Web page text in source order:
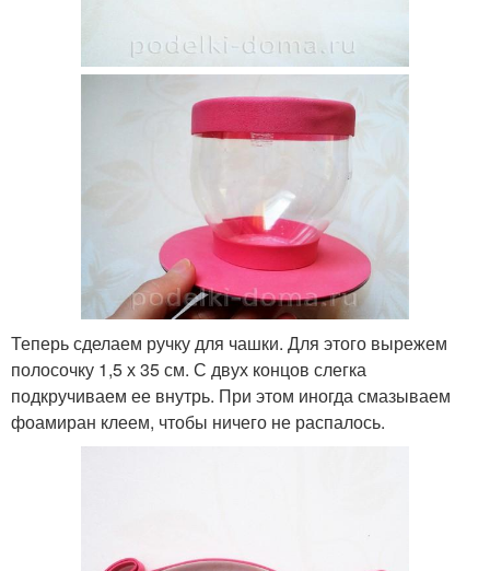
Теперь сделаем ручку для чашки. Для этого вырежем
полосочку 1,5 х 35 см. С двух концов слегка
подкручиваем ее внутрь. При этом иногда смазываем
фоамиран клеем, чтобы ничего не распалось.